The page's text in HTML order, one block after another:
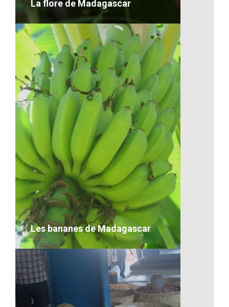
La flore de Madagascar
La flore de Madagascar
VOIR LE DÉTAIL
Les bananes de Madagascar